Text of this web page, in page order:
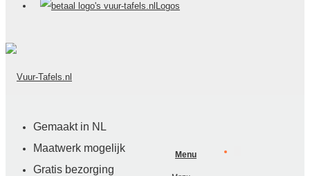
Logos
Menu
Gemaakt in NL
Maatwerk mogelijk
Gratis bezorging